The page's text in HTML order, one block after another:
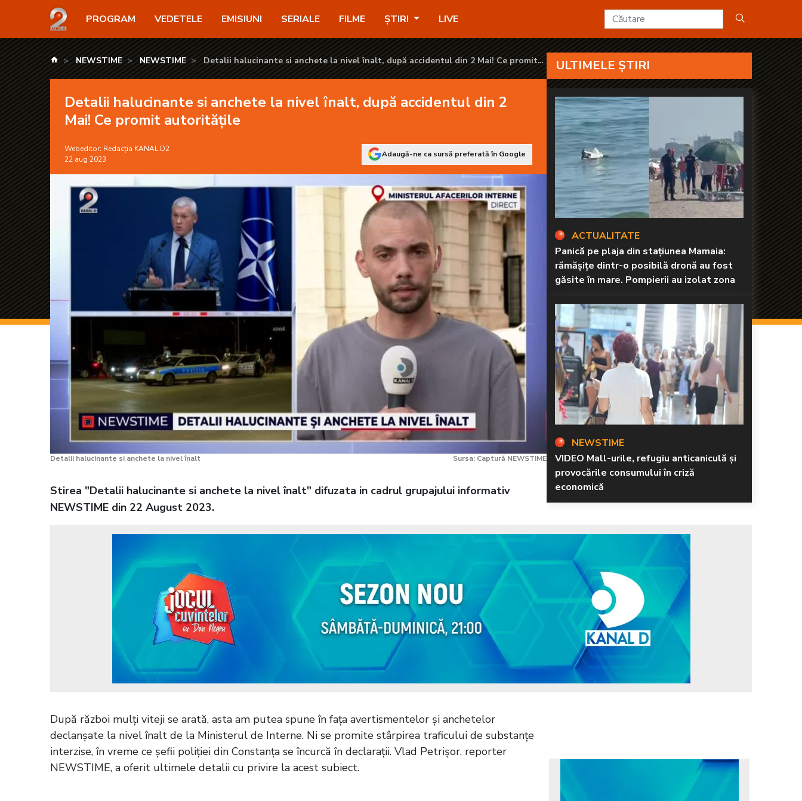
Detalii halucinante si anchete la nivel înalt, după accidentul din 2 Mai! Ce promit autoritățile - KANAL D2
PROGRAM VEDETELE EMISIUNI SERIALE FILME ȘTIRI LIVE
kanald.ro
NEWSTIME NEWSTIME
Detalii halucinante si anchete la nivel înalt, după accidentul din 2 Mai! Ce promit
Detalii halucinante si anchete la nivel înalt, după accidentul din 2
Mai! Ce promit autoritățile
Webeditor: Redacția KANAL D2
22 aug 2023
Adaugă-ne ca sursă preferată în Google
Detalii halucinante si anchete la nivel înalt Sursa: Captură NEWSTIME
Stirea "Detalii halucinante si anchete la nivel înalt" difuzata in cadrul grupajului informativ
NEWSTIME din 22 August 2023.
ULTIMELE ȘTIRI
ACTUALITATE
Panică pe plaja din stațiunea Mamaia:
rămăşiţe dintr-o posibilă dronă au fost
găsite în mare. Pompierii au izolat zona
NEWSTIME
VIDEO Mall-urile, refugiu anticaniculă și
provocările consumului în criză
economică
După război mulți viteji se arată, asta am putea spune în fața avertismentelor și anchetelor
declanșate la nivel înalt de la Ministerul de Interne. Ni se promite stârpirea traficului de substanțe
interzise, în vreme ce șefii poliției din Constanța se încurcă în declarații. Vlad Petrișor, reporter
NEWSTIME, a oferit ultimele detalii cu privire la acest subiect.